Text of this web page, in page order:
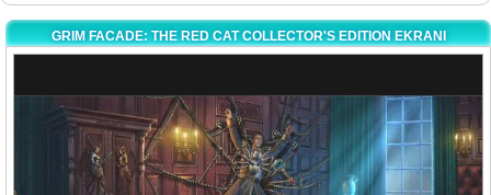
GRIM FACADE: THE RED CAT COLLECTOR'S EDITION EKRANI